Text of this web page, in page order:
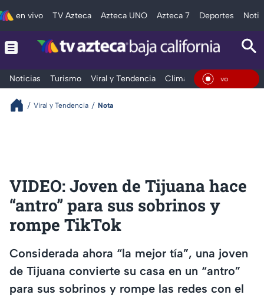
en vivo TV Azteca Azteca UNO Azteca 7 Deportes
Noticias Turismo Viral y Tendencia Clima Deportes En
Viral y Tendencia Nota
VIDEO: Joven de Tijuana hace
“antro” para sus sobrinos y
rompe TikTok
Considerada ahora “la mejor tía”, una joven
de Tijuana convierte su casa en un “antro”
para sus sobrinos y rompe las redes con el